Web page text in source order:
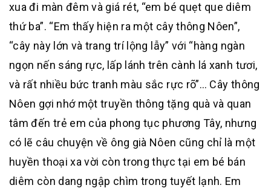
xua đi màn đêm và giá rét, “em bé quẹt que diêm
thứ ba”. “Em thấy hiện ra một cây thông Nôen”,
“cây này lớn và trang trí lộng lẫy” với “hàng ngàn
ngọn nến sáng rực, lấp lánh trên cành lá xanh tươi,
và rất nhiều bức tranh màu sắc rực rõ”… Cây thông
Nôen gợi nhớ một truyền thông tặng quà và quan
tâm đến trẻ em của phong tục phương Tây, nhưng
có lẽ câu chuyện về ông già Nôen cũng chỉ là một
huyền thoại xa vời còn trong thực tại em bé bán
diêm còn dang ngập chìm trong tuyết lạnh. Em